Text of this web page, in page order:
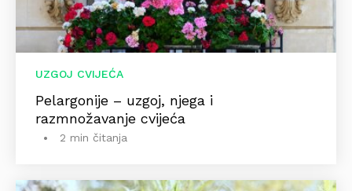
UZGOJ CVIJEĆA
Pelargonije – uzgoj, njega i
razmnožavanje cvijeća
2 min čitanja